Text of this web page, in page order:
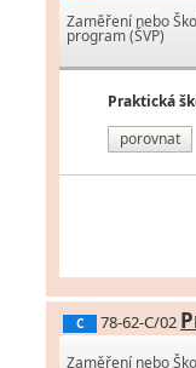
Zaměření nebo
program (ŠVP)
Praktická
porovnat
C 78-62-C/02
Zaměření nebo